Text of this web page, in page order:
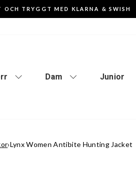
TRYGGT MED KLARNA & SWISH
Dam Junior
›Lynx Women Antibite Hunting Jacket